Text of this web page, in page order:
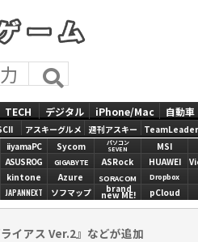
TECH デジタル iPhone/Mac 自動車
アスキーグルメ 週刊アスキー
iiyamaPC Sycom
パソコン
SEVEN
MSI
ASUS ROG GIGABYTE ASRock HUAWEI
kintone Azure SORACOM Dropbox
JAPANNEXT ソフマップ brand
new ME! pCloud
イアス Ver.2』などが追加